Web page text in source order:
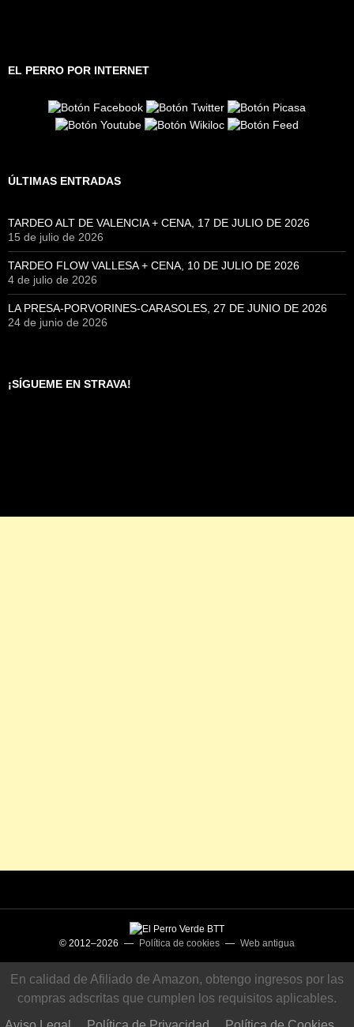
EL PERRO POR INTERNET
ÚLTIMAS ENTRADAS
TARDEO ALT DE VALENCIA + CENA, 17 DE JULIO DE 2026
15 de julio de 2026
TARDEO FLOW VALLESA + CENA, 10 DE JULIO DE 2026
4 de julio de 2026
LA PRESA-PORVORINES-CARASOLES, 27 DE JUNIO DE 2026
24 de junio de 2026
¡SÍGUEME EN STRAVA!
© 2012–2026 — Política de cookies — Web antigua
En calidad de Afiliado de Amazon, obtengo ingresos por las
compras adscritas que cumplen los requisitos aplicables.